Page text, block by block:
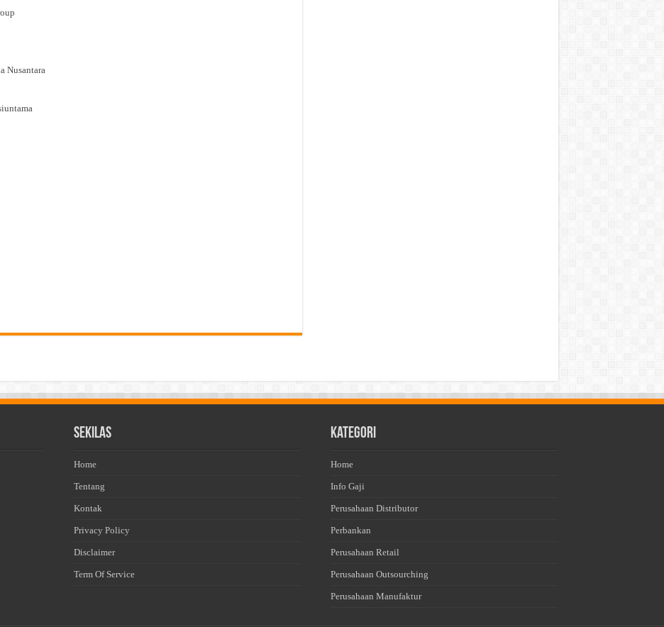
Nusantara
Sekilas
Home
Tentang
Kontak
Privacy Policy
Disclaimer
Term Of Service
Kategori
Home
Info Gaji
Perusahaan Distributor
Perbankan
Perusahaan Retail
Perusahaan Outsourching
Perusahaan Manufaktur